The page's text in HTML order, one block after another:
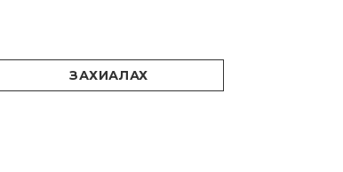
ЗАХИАЛАХ